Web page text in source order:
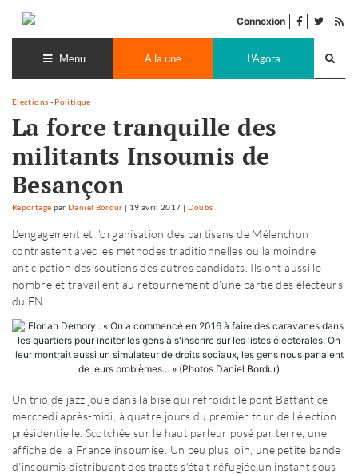
contenu
Connexion facebook
twitter
Menu A la une L'Agora
Elections - Politique
La force tranquille des
militants Insoumis de
Besançon
Reportage parDaniel Bordür | 19 avril 2017 | Doubs
L'engagement et l'organisation des partisans de Mélenchon
contrastent avec les méthodes traditionnelles ou la moindre
anticipation des soutiens des autres candidats. Ils ont aussi le
nombre et travaillent au retournement d'une partie des électeurs
du FN.
Un trio de jazz joue dans la bise qui refroidit le pont Battant ce
mercredi après-midi, à quatre jours du premier tour de l'élection
présidentielle. Scotchée sur le haut parleur posé par terre, une
affiche de la France insoumise. Un peu plus loin, une petite bande
d'insoumis distribuant des tracts s'était réfugiée un instant sous